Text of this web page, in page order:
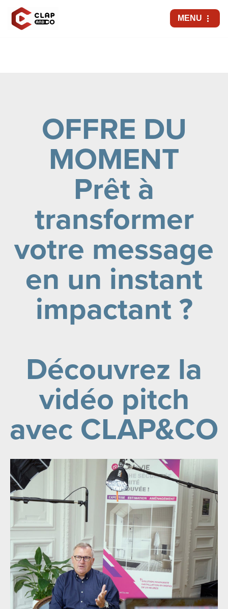
Aller
MENU
OFFRE DU
MOMENT
Prêt à
transformer
votre message
en un instant
impactant ?
Découvrez la
vidéo pitch
avec CLAP&CO